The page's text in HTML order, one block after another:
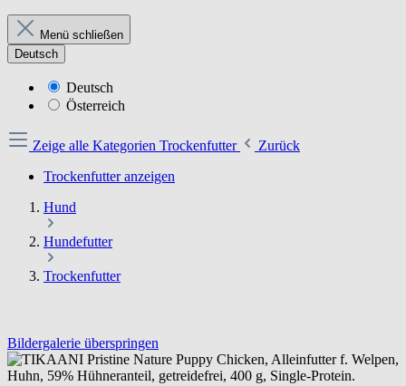
Menü schließen
Deutsch
Deutsch
Österreich
Zeige alle Kategorien Trockenfutter
Zurück
Trockenfutter anzeigen
Hund
Hundefutter
Trockenfutter
Bildergalerie überspringen